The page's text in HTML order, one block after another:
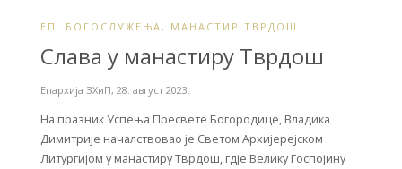
ЕП. БОГОСЛУЖЕЊА , МАНАСТИР ТВРДОШ
Слава у манастиру Тврдош
Епархија ЗХиП, 28. август 2023.
На празник Успења Пресвете Богородице, Владика
Димитрије началствовао је Светом Архијерејском
Литургијом у манастиру Тврдош, гдје Велику Госпојину